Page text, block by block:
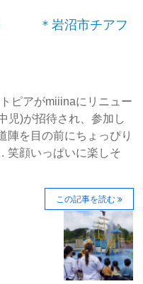
✨ ＊岩沼市チアフ
ピアがmiiinaにリニュー
児)が招待され、参加し
陣を目の前にちょっぴり
笑顔いっぱいに楽しそ
この記事を読む